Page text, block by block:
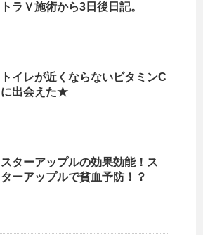
トラＶ施術から3日後日記。
トイレが近くならないビタミンC
に出会えた★
スターアップルの効果効能！ス
ターアップルで貧血予防！？